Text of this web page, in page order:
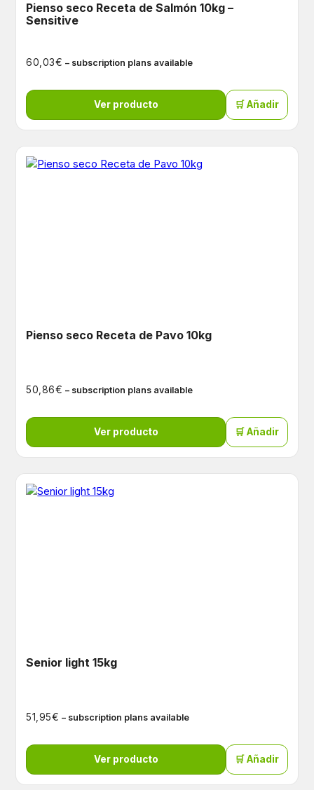
Pienso seco Receta de Salmón 10kg –
Sensitive
60,03€ – subscription plans available
Ver producto 🛒 Añadir
Pienso seco Receta de Pavo 10kg
50,86€ – subscription plans available
Ver producto 🛒 Añadir
Senior light 15kg
51,95€ – subscription plans available
Ver producto 🛒 Añadir